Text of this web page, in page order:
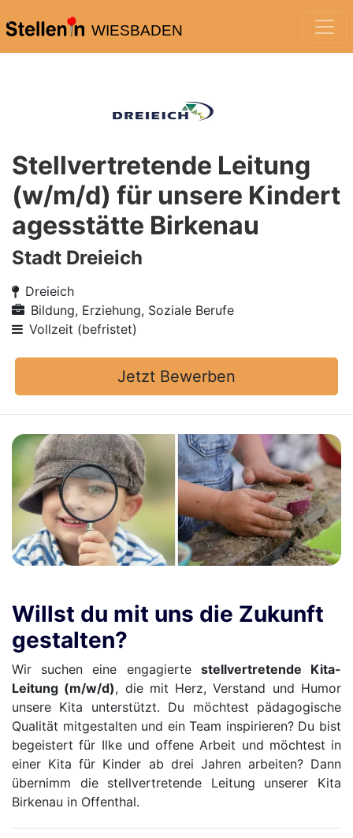
WIESBADEN
Stellvertretende Leitung
(w/m/d) für unsere Kindert
agesstätte Birkenau
Stadt Dreieich
Dreieich
Bildung, Erziehung, Soziale Berufe
Vollzeit (befristet)
Jetzt Bewerben
Willst du mit uns die Zukunft
gestalten?
Wir suchen eine engagierte stellvertretende Kita-
Leitung (m/w/d), die mit Herz, Verstand und Humor
unsere Kita unterstützt. Du möchtest pädagogische
Qualität mitgestalten und ein Team inspirieren? Du bist
begeistert für Ilke und offene Arbeit und möchtest in
einer Kita für Kinder ab drei Jahren arbeiten? Dann
übernimm die stellvertretende Leitung unserer Kita
Birkenau in Offenthal.